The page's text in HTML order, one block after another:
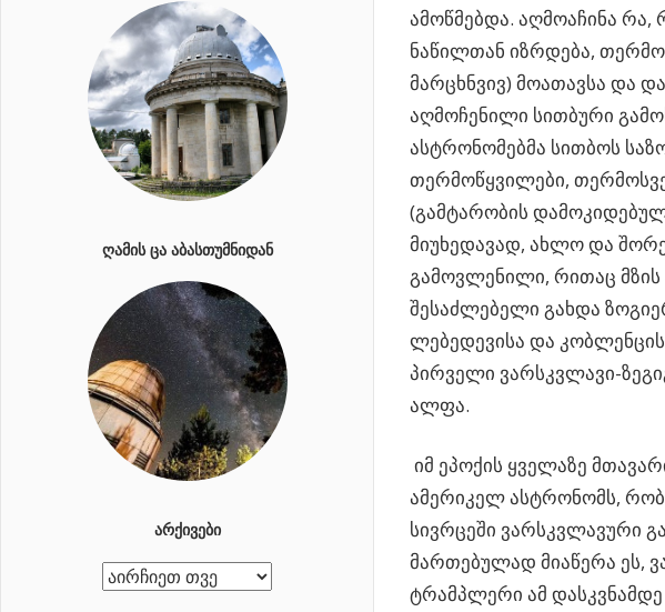
ამოწმებდა. აღმოაჩინა
ნაწილთან იზრდება,
მარცხნვივ) მოათავსა და
აღმოჩენილი სითბური
ასტრონომებმა სითბოს
თერმოწყვილები,
(გამტარობის
მიუხედავად, ახლო და
გამოვლენილი, რითაც
შესაძლებელი გახდა
ლებედევისა და
პირველი ვარსკვლავი-
ალფა.
იმ ეპოქის ყველაზე
ამერიკელ ასტრონომს,
სივრცეში ვარსკვლავური
მართებულად მიაწერა ეს,
ტრამპლერი ამ დასკვნამდე
ᲦᲐᲛᲘᲡ ᲪᲐ ᲐᲑᲐᲡᲗᲣᲛᲜᲘᲓᲐᲜ
ᲐᲠᲥᲘᲕᲔᲑᲘ
ა